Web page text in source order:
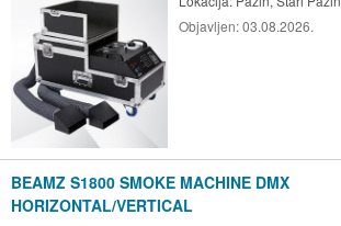
Objavljen:03.08.2026.
BEAMZ S1800 SMOKE MACHINE DMX
HORIZONTAL/VERTICAL